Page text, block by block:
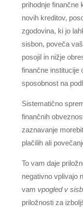
prihodnje finančne
novih kreditov,
zgodovina, ki jo
sisbon, poveča
posojil in nižje
finančne institucije
sposobnost na
Sistematično
finančnih
zaznavanje
plačilih ali
To vam daje
negativno vplivajo
vam vpogled v
priložnosti za